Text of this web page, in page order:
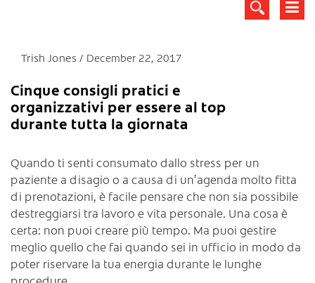
Trish Jones December 22, 2017
Cinque consigli pratici e
organizzativi per essere al top
durante tutta la giornata
Quando ti senti consumato dallo stress per un
paziente a disagio o a causa di un’agenda molto fitta
di prenotazioni, è facile pensare che non sia possibile
destreggiarsi tra lavoro e vita personale. Una cosa è
certa: non puoi creare più tempo. Ma puoi gestire
meglio quello che fai quando sei in ufficio in modo da
poter riservare la tua energia durante le lunghe